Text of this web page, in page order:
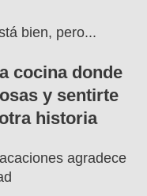
bien, pero...
cocina donde
y sentirte
historia
agradece